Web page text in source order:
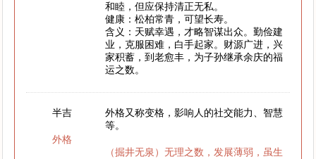
和睦，但应保持清正无私。
健康：松柏常青，可望长寿。
含义：天赋幸遇，才略智谋出众。勤俭建
业，克服困难，白手起家。财源广进，兴
家积蓄，到老愈丰，为子孙继承余庆的福
运之数。
半吉
外格
外格又称变格，影响人的社交能力、智慧
等。
（掘井无泉）无理之数，发展薄弱，虽生